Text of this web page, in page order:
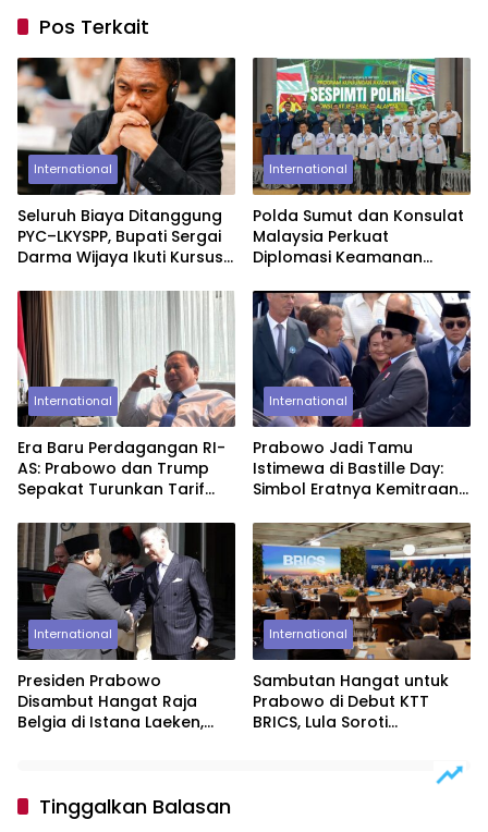
Pos Terkait
International
Seluruh Biaya Ditanggung
PYC–LKYSPP, Bupati Sergai
Darma Wijaya Ikuti Kursus
Singapura
International
Polda Sumut dan Konsulat
Malaysia Perkuat
Diplomasi Keamanan
Sespimti Polri
International
Era Baru Perdagangan RI-
AS: Prabowo dan Trump
Sepakat Turunkan Tarif
International
Prabowo Jadi Tamu
Istimewa di Bastille Day:
Simbol Eratnya Kemitraan
International
Presiden Prabowo
Disambut Hangat Raja
Belgia di Istana Laeken,
International
Sambutan Hangat untuk
Prabowo di Debut KTT
BRICS, Lula Soroti
Tinggalkan Balasan